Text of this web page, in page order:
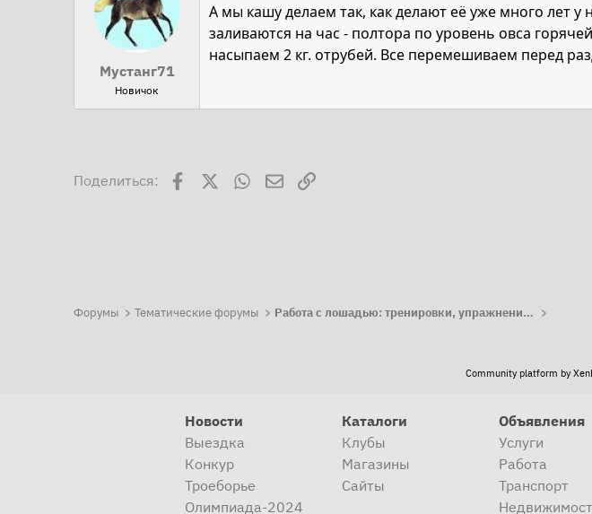
Мустанг71
Новичок
А мы кашу делаем так, как делают её уже много лет
заливаются на час - полтора по уровень овса
насыпаем 2 кг. отрубей. Все перемешиваем перед
Поделиться: FacebookWhatsAppЭлектронная почта
Ссылка
Форумы Тематические форумы Работа с лошадью: тренировки, упражнения, лайфхаки
Community platform by
Новости
Выездка
Конкур
Троеборье
Олимпиада-2024
Каталоги
Клубы
Магазины
Сайты
Объявления
Услуги
Работа
Транспорт